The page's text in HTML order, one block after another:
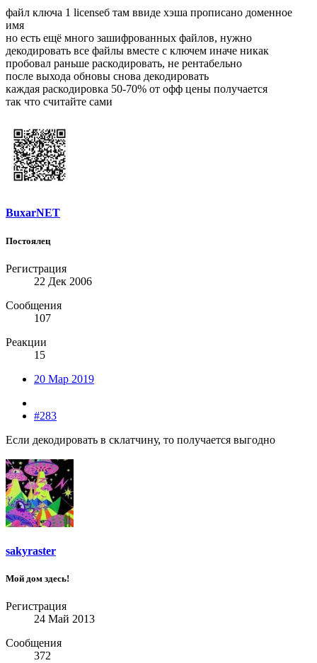
файл ключа 1 licenseб там ввиде хэша прописано доменное
имя
но есть ещё много зашифрованных файлов, нужно
декодировать все файлы вместе с ключем иначе никак
пробовал раньше раскодировать, не рентабельно
после выхода обновы снова декодировать
каждая раскодировка 50-70% от офф цены получается
так что считайте сами
BuxarNET
Постоялец
Регистрация
22 Дек 2006
Сообщения
107
Реакции
15
20 Мар 2019
#283
Если декодировать в склатчину, то получается выгодно
sakyraster
Мой дом здесь!
Регистрация
24 Май 2013
Сообщения
372